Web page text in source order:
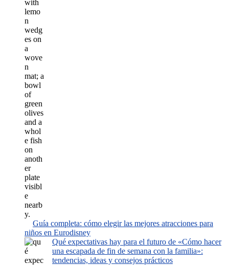
Guía completa: cómo elegir las mejores atracciones para
niños en Eurodisney
Qué expectativas hay para el futuro de «Cómo hacer
una escapada de fin de semana con la familia»:
tendencias, ideas y consejos prácticos